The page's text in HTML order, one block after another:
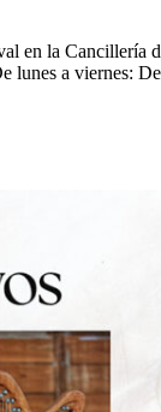
en la Cancillería
lunes a viernes: De